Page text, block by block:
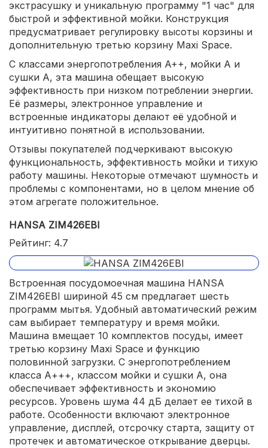
экстрасушку и уникальную программу "1 час" для
быстрой и эффективной мойки. Конструкция
предусматривает регулировку высоты корзины и
дополнительную третью корзину Maxi Space.
С классами энергопотребления A++, мойки A и
сушки A, эта машина обещает высокую
эффективность при низком потреблении энергии.
Её размеры, электронное управление и
встроенные индикаторы делают её удобной и
интуитивно понятной в использовании.
Отзывы покупателей подчеркивают высокую
функциональность, эффективность мойки и тихую
работу машины. Некоторые отмечают шумность и
проблемы с компонентами, но в целом мнение об
этом агрегате положительное.
HANSA ZIM426EBI
Рейтинг: 4.7
Встроенная посудомоечная машина HANSA
ZIM426EBI шириной 45 см предлагает шесть
программ мытья. Удобный автоматический режим
сам выбирает температуру и время мойки.
Машина вмещает 10 комплектов посуды, имеет
третью корзину Maxi Space и функцию
половинной загрузки. С энергопотреблением
класса А+++, классом мойки и сушки А, она
обеспечивает эффективность и экономию
ресурсов. Уровень шума 44 дБ делает ее тихой в
работе. Особенности включают электронное
управление, дисплей, отсрочку старта, защиту от
протечек и автоматическое открывание дверцы.